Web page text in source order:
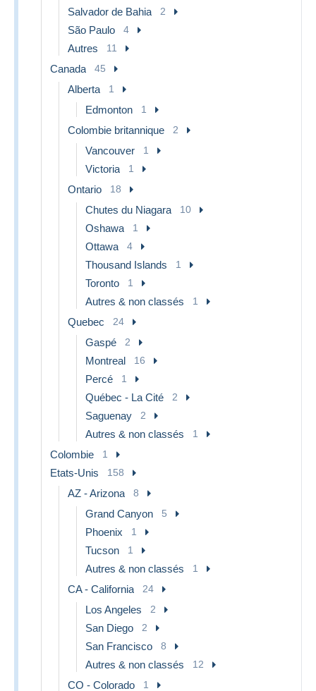
Salvador de Bahia 2
São Paulo 4
Autres 11
Canada 45
Alberta 1
Edmonton 1
Colombie britannique 2
Vancouver 1
Victoria 1
Ontario 18
Chutes du Niagara 10
Oshawa 1
Ottawa 4
Thousand Islands 1
Toronto 1
Autres & non classés 1
Quebec 24
Gaspé 2
Montreal 16
Percé 1
Québec - La Cité 2
Saguenay 2
Autres & non classés 1
Colombie 1
Etats-Unis 158
AZ - Arizona 8
Grand Canyon 5
Phoenix 1
Tucson 1
Autres & non classés 1
CA - California 24
Los Angeles 2
San Diego 2
San Francisco 8
Autres & non classés 12
CO - Colorado 1